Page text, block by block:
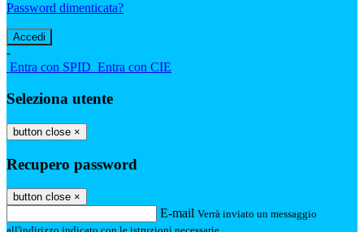
Password dimenticata?
-
Entra con SPID Entra con CIE
Seleziona utente
button close ×
Recupero password
button close ×
E-mail Verrà inviato un messaggio